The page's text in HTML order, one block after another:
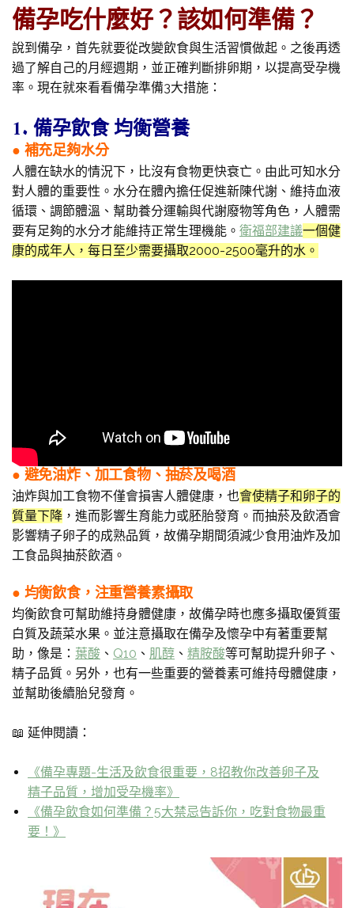
備孕吃什麼好？該如何準備？
說到備孕，首先就要從改變飲食與生活習慣做起。之後再透
過了解自己的月經週期，並正確判斷排卵期，以提高受孕機
率。現在就來看看備孕準備3大措施：
1. 備孕飲食 均衡營養
● 補充足夠水分
人體在缺水的情況下，比沒有食物更快衰亡。由此可知水分
對人體的重要性。水分在體內擔任促進新陳代謝、維持血液
循環、調節體溫、幫助養分運輸與代謝廢物等角色，人體需
要有足夠的水分才能維持正常生理機能。 衛福部建議一個健
康的成年人，每日至少需要攝取2000-2500毫升的水。
● 避免油炸、加工食物、抽菸及喝酒
油炸與加工食物不僅會損害人體健康，也會使精子和卵子的
質量下降 ，進而影響生育能力或胚胎發育。而抽菸及飲酒會
影響精子卵子的成熟品質，故備孕期間須減少食用油炸及加
工食品與抽菸飲酒。
● 均衡飲食，注重營養素攝取
均衡飲食可幫助維持身體健康，故備孕時也應多攝取優質蛋
白質及蔬菜水果。並注意攝取在備孕及懷孕中有著重要幫
助，像是： 葉酸 、 Q10 、 肌醇 、 精胺酸等可幫助提升卵子、
精子品質。另外，也有一些重要的營養素可維持母體健康，
並幫助後續胎兒發育。
📖 延伸閱讀：
《備孕專題-生活及飲食很重要，8招教你改善卵子及
精子品質，增加受孕機率》
《備孕飲食如何準備？5大禁忌告訴你，吃對食物最重
要！》